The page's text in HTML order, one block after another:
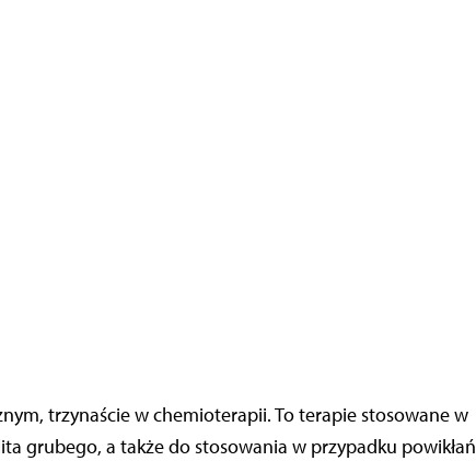
trzynaście w chemioterapii. To terapie stosowane w
grubego, a także do stosowania w przypadku powikłań